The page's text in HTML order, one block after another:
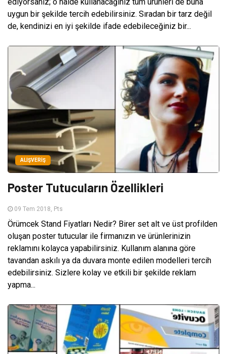
uygun bir şekilde tercih edebilirsiniz. Sıradan bir tarz değil
de, kendinizi en iyi şekilde ifade edebileceğiniz bir...
ALIŞVERIŞ
Poster Tutucuların Özellikleri
09 Tem 2018, Pts
Örümcek Stand Fiyatları Nedir? Birer set alt ve üst profilden
oluşan poster tutucular ile firmanızın ve ürünlerinizin
reklamını kolayca yapabilirsiniz. Kullanım alanına göre
tavandan askılı ya da duvara monte edilen modelleri tercih
edebilirsiniz. Sizlere kolay ve etkili bir şekilde reklam
yapma...